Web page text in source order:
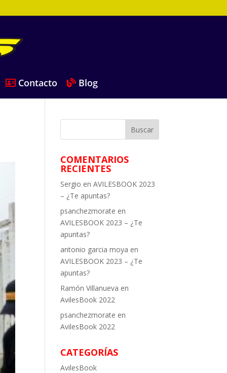
Contacto Blog
COMENTARIOS
RECIENTES
Sergio enAVILESBOOK 2023
– ¿Te apuntas?
psanchezmorate en
AVILESBOOK 2023 – ¿Te
apuntas?
antonio garcia moya en
AVILESBOOK 2023 – ¿Te
apuntas?
Ramón Villanueva en
AvilesBook 2022
psanchezmorate en
AvilesBook 2022
CATEGORÍAS
AvilesBook